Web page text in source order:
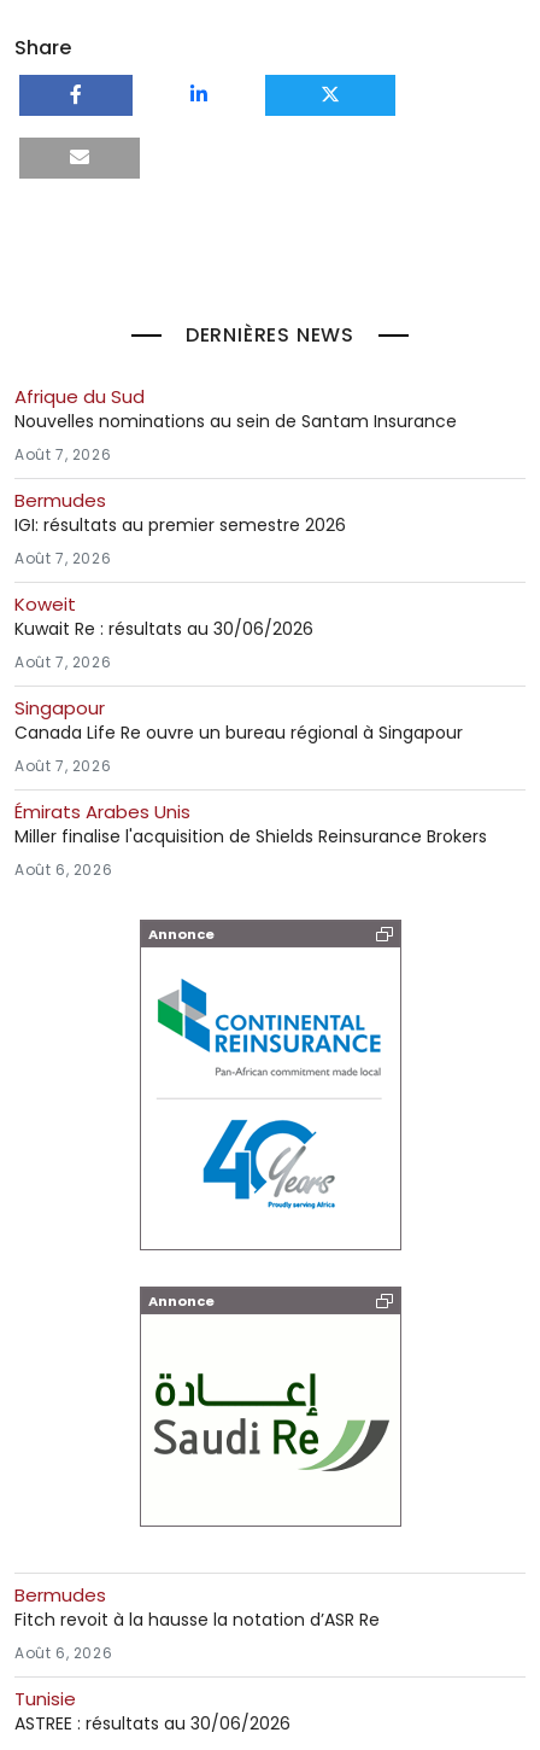
Share
DERNIÈRES NEWS
Afrique du Sud
Nouvelles nominations au sein de Santam Insurance
Août 7, 2026
Bermudes
IGI: résultats au premier semestre 2026
Août 7, 2026
Koweit
Kuwait Re : résultats au 30/06/2026
Août 7, 2026
Singapour
Canada Life Re ouvre un bureau régional à Singapour
Août 7, 2026
Émirats Arabes Unis
Miller finalise l'acquisition de Shields Reinsurance Brokers
Août 6, 2026
Annonce
Annonce
Bermudes
Fitch revoit à la hausse la notation d’ASR Re
Août 6, 2026
Tunisie
ASTREE : résultats au 30/06/2026